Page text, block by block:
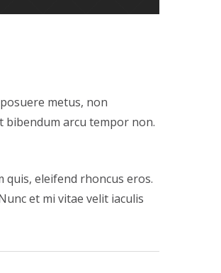
metus, non
bibendum arcu tempor non.
quis, eleifend rhoncus eros.
et mi vitae velit iaculis